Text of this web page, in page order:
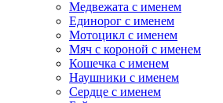
Медвежата с именем
Единорог с именем
Мотоцикл с именем
Мяч с короной с именем
Кошечка с именем
Наушники с именем
Сердце с именем